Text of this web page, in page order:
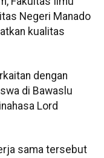
Negeri Manado
kualitas
dengan
di Bawaslu
Lord
sama tersebut